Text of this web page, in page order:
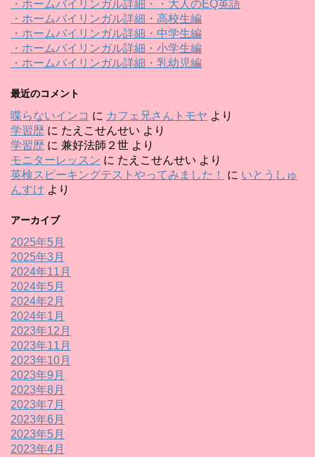
・ホームバイリンガル詳細・・大人のEQ英語
・ホームバイリンガル詳細・高校生編
・ホームバイリンガル詳細・中学生編
・ホームバイリンガル詳細・小学生編
・ホームバイリンガル詳細・乳幼児編
最近のコメント
喋らないインコ に カフェ兄さんトモヤ より
学習歴 に たえこせんせい より
学習歴 に 兼好法師２世 より
モニターレッスン に たえこせんせい より
英検スピーキングテストやってみました！
に いとうしゅ
んすけ より
アーカイブ
2025年5月
2025年3月
2024年11月
2024年5月
2024年2月
2024年1月
2023年12月
2023年11月
2023年10月
2023年9月
2023年8月
2023年7月
2023年6月
2023年5月
2023年4月